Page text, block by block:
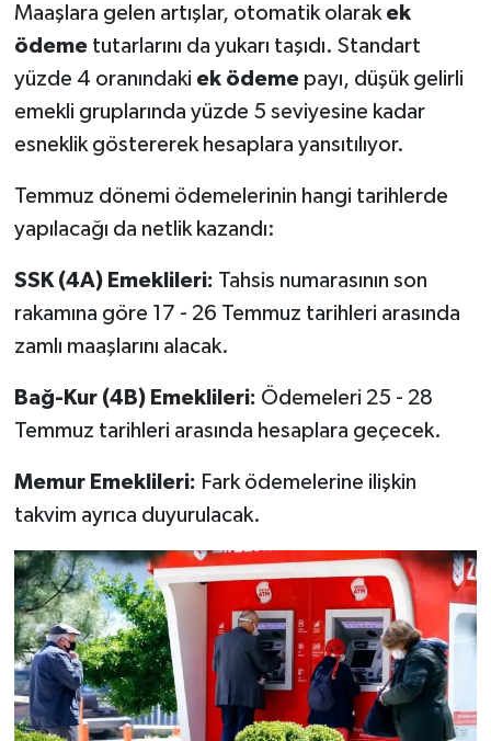
Maaşlara gelen artışlar, otomatik olarak ek
ödemetutarlarını da yukarı taşıdı. Standart
yüzde 4 oranındaki ek ödemepayı, düşük gelirli
emekli gruplarında yüzde 5 seviyesine kadar
esneklik göstererek hesaplara yansıtılıyor.
Temmuz dönemi ödemelerinin hangi tarihlerde
yapılacağı da netlik kazandı:
SSK (4A) Emeklileri: Tahsis numarasının son
rakamına göre 17 - 26 Temmuz tarihleri arasında
zamlı maaşlarını alacak.
Bağ-Kur (4B) Emeklileri: Ödemeleri 25 - 28
Temmuz tarihleri arasında hesaplara geçecek.
Memur Emeklileri: Fark ödemelerine ilişkin
takvim ayrıca duyurulacak.